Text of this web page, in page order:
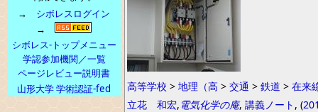
→ シボレスログイン
→
シボレス-トップメニュー
学認参加機関／一覧
ページレビュー説明書
山形大学 学術認証-fed
高等学校 > 地理（高 > 交通 > 鉄道 > 在来
立花 和宏, 電気化学の庵, 講義ノート , (